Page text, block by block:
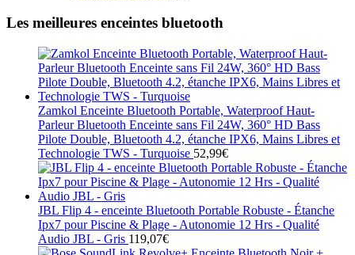
Les meilleures enceintes bluetooth
Zamkol Enceinte Bluetooth Portable, Waterproof Haut-
Parleur Bluetooth Enceinte sans Fil 24W, 360° HD Bass
Pilote Double, Bluetooth 4.2, étanche IPX6, Mains Libres et
Technologie TWS - Turquoise 52,99€
JBL Flip 4 - enceinte Bluetooth Portable Robuste - Étanche
Ipx7 pour Piscine & Plage - Autonomie 12 Hrs - Qualité
Audio JBL - Gris 119,07€